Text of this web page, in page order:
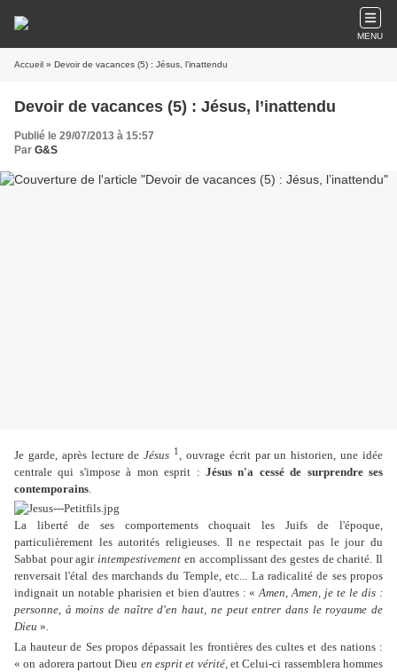
MENU
Accueil » Devoir de vacances (5) : Jésus, l’inattendu
Devoir de vacances (5) : Jésus, l’inattendu
Publié le 29/07/2013 à 15:57
Par G&S
Je garde, après lecture deJésus 1
, ouvrage écrit par un historien, une idée
centrale qui s'impose à mon esprit : Jésus n'a cessé de surprendre ses
contemporains
La liberté de ses comportements choquait les Juifs de l'époque,
particulièrement les autorités religieuses. Il ne respectait pas le jour du
Sabbat pour agir intempestivement en accomplissant des gestes de charité. Il
renversait l'étal des marchands du Temple, etc... La radicalité de ses propos
indignait un notable pharisien et bien d'autres : «Amen, Amen, je te le dis :
personne, à moins de naître d'en haut, ne peut entrer dans le royaume de
Dieu ».
La hauteur de Ses propos dépassait les frontières des cultes et des nations :
« on adorera partout Dieu en esprit et vérité, et Celui-ci rassemblera hommes